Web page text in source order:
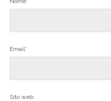
Email*
Sito web